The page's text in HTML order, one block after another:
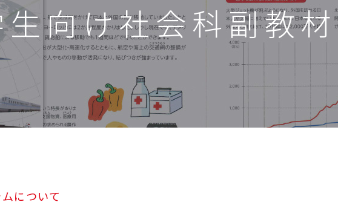
生向け社会科副教材
について